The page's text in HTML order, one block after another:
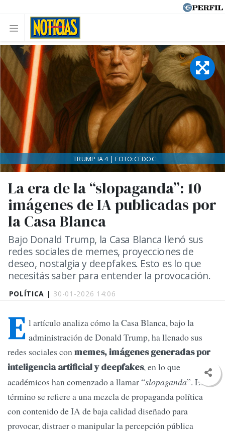
POLÍTICA | 30-01-2026 14:06
La era de la “slopaganda”: 10
imágenes de IA publicadas por
la Casa Blanca
Bajo Donald Trump, la Casa Blanca llenó sus
redes sociales de memes, proyecciones de
deseo, nostalgia y deepfakes. Esto es lo que
necesitás saber para entender la provocación.
TRUMP IA 4 | FOTO:CEDOC
E l artículo analiza cómo la Casa Blanca, bajo la
administración de Donald Trump, ha llenado sus
redes sociales conmemes, imágenes generadas por
inteligencia artificial y deepfakes, en lo que
académicos han comenzado a llamar “slopaganda”. Este
término se refiere a una mezcla de propaganda política
con contenido de IA de baja calidad diseñado para
provocar, distraer o manipular la percepción pública